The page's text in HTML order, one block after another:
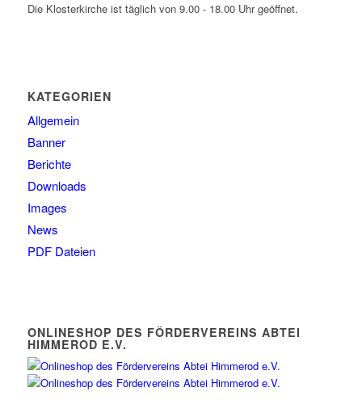
Die Klosterkirche ist täglich von 9.00 - 18.00 Uhr geöffnet.
KATEGORIEN
Allgemein
Banner
Berichte
Downloads
Images
News
PDF Dateien
ONLINESHOP DES FÖRDERVEREINS ABTEI
HIMMEROD E.V.